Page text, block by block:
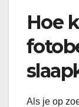
Hoe
Als je op